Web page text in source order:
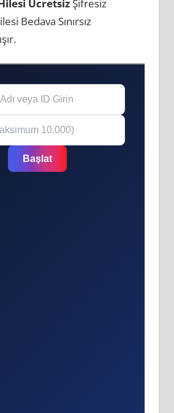
ÜcretsizŞifresiz
Bedava Sınırsız